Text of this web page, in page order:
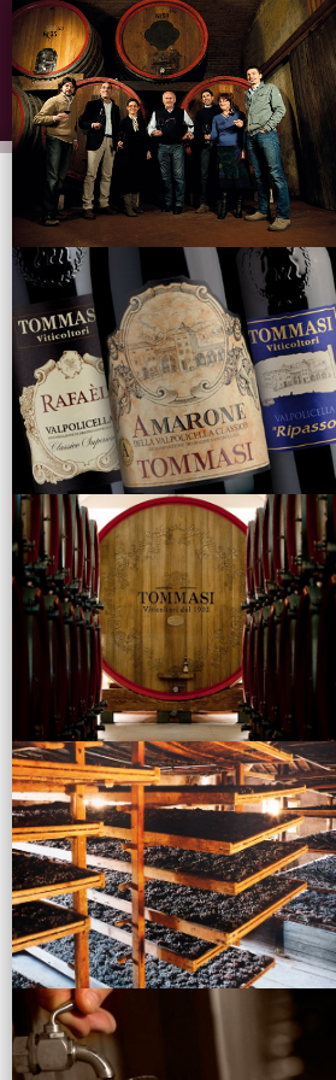
La Famiglia
Vini
Visita la Cantina